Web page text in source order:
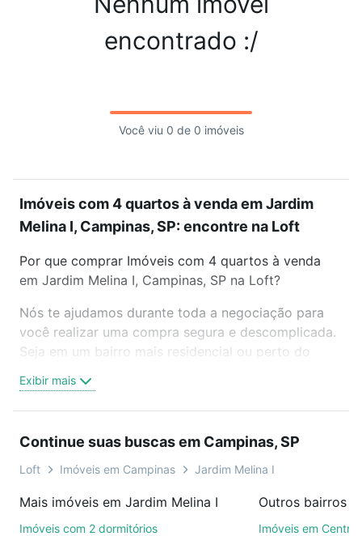
encontrado :/
Você viu 0 de 0 imóveis
Imóveis com 4 quartos à venda em Jardim
Melina I, Campinas, SP: encontre na Loft
Por que comprar Imóveis com 4 quartos à venda
em Jardim Melina I, Campinas, SP na Loft?
Nós te ajudamos durante toda a negociação para
você realizar uma compra segura e descomplicada.
Seja em um bairro mais residencial ou perto do
oferta ideal de Imóveis com 4 quartos à venda em
Jardim Melina I, Campinas, SP para conquistar seu
videochamada, é grátis, sem compromisso e você
ainda conta com mais de 46 mil corretores e
de imóveis.
Exibir mais
Continue suas buscas em Campinas, SP
Loft Imóveis em Campinas Jardim Melina I
Mais imóveis em Jardim Melina I
Imóveis com 2 dormitórios
Outros bairros
Imóveis em Centro